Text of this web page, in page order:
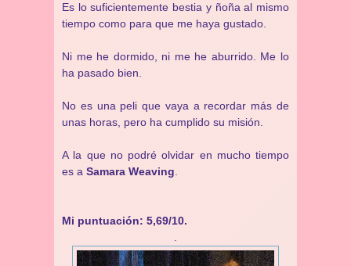
Es lo suficientemente bestia y ñoña al mismo
tiempo como para que me haya gustado.
Ni me he dormido, ni me he aburrido. Me lo
ha pasado bien.
No es una peli que vaya a recordar más de
unas horas, pero ha cumplido su misión.
A la que no podré olvidar en mucho tiempo
es a Samara Weaving
Mi puntuación: 5,69/10.